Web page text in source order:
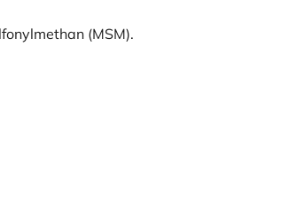
(MSM).